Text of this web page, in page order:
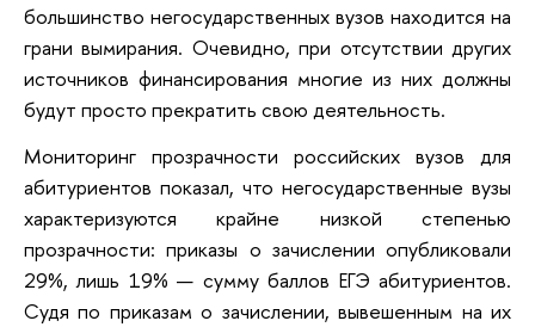
большинство негосударственных вузов находится на
грани вымирания. Очевидно, при отсутствии других
источников финансирования многие из них должны
будут просто прекратить свою деятельность.
Мониторинг прозрачности российских вузов для
абитуриентов показал, что негосударственные вузы
характеризуются крайне низкой степенью
прозрачности: приказы о зачислении опубликовали
29%, лишь 19% — сумму баллов ЕГЭ абитуриентов.
Судя по приказам о зачислении, вывешенным на их